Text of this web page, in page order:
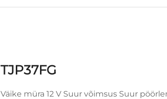
TJP37FG
Väike müra 12 V Suur võimsus Suur